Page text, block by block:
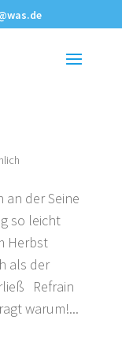
an der Seine
so leicht
Herbst
als der
Refrain
warum!...